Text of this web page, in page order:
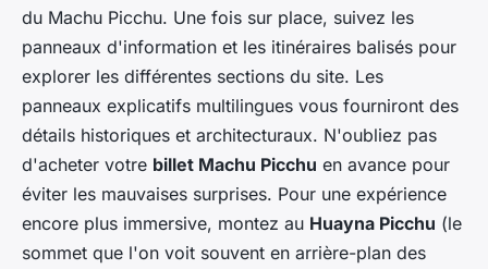
du Machu Picchu. Une fois sur place, suivez les
panneaux d'information et les itinéraires balisés pour
explorer les différentes sections du site. Les
panneaux explicatifs multilingues vous fourniront des
détails historiques et architecturaux. N'oubliez pas
d'acheter votre billet Machu Picchu en avance pour
éviter les mauvaises surprises. Pour une expérience
encore plus immersive, montez au Huayna Picchu (le
sommet que l'on voit souvent en arrière-plan des